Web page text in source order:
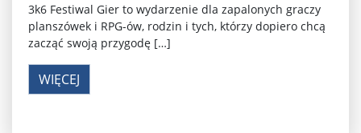
3k6 Festiwal Gier to wydarzenie dla zapalonych graczy
planszówek i RPG-ów, rodzin i tych, którzy dopiero chcą
zacząć swoją przygodę […]
WIĘCEJ